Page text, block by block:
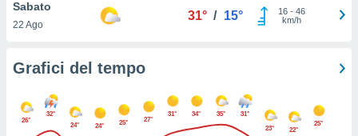
o
potrai
Sabato
22 Ago
31° / 15° 16- 46
km/h
Grafici del tempo
26°
32°
24°
24° 25° 27°
31° 34° 35°
31°
23°
22°
25°